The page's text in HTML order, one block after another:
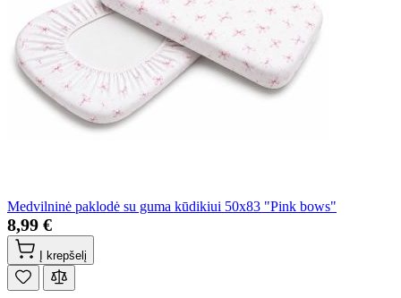
Medvilninė paklodė su guma kūdikiui 50x83 "Pink bows"
8,99 €
Į krepšelį